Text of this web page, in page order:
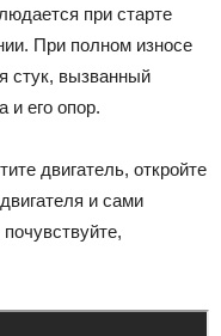
при старте
При полном износе
стук, вызванный
и его опор.
двигатель, откройте
и сами